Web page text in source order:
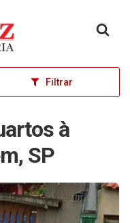
Filtrar
à
SP